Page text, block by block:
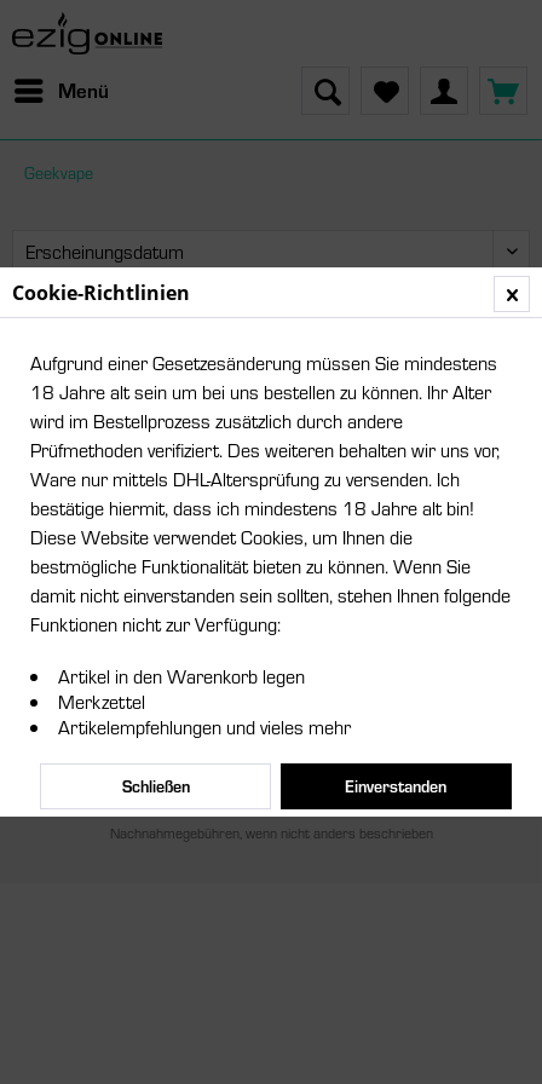
Menü
Geekvape
Service Hotline
Shop Service
Informationen
Newsletter
* Alle Preise inkl. gesetzl. Mehrwertsteuer zzgl.
Nachnahmegebühren, wenn nicht anders beschrieben
Cookie-Richtlinien
Aufgrund einer Gesetzesänderung müssen Sie mindestens
18 Jahre alt sein um bei uns bestellen zu können. Ihr Alter
wird im Bestellprozess zusätzlich durch andere
Prüfmethoden verifiziert. Des weiteren behalten wir uns vor,
Ware nur mittels DHL-Altersprüfung zu versenden. Ich
bestätige hiermit, dass ich mindestens 18 Jahre alt bin!
Diese Website verwendet Cookies, um Ihnen die
bestmögliche Funktionalität bieten zu können. Wenn Sie
damit nicht einverstanden sein sollten, stehen Ihnen folgende
Funktionen nicht zur Verfügung:
Artikel in den Warenkorb legen
Merkzettel
Artikelempfehlungen und vieles mehr
Einverstanden
Schließen